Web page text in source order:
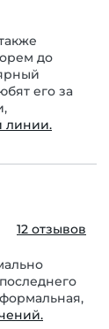
до
его за
линии.
12 отзывов